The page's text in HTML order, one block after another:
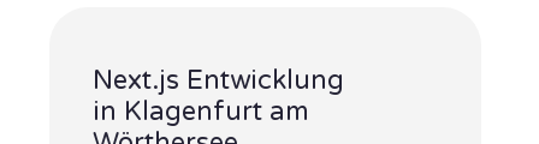
Next.js Entwicklung
in Klagenfurt am